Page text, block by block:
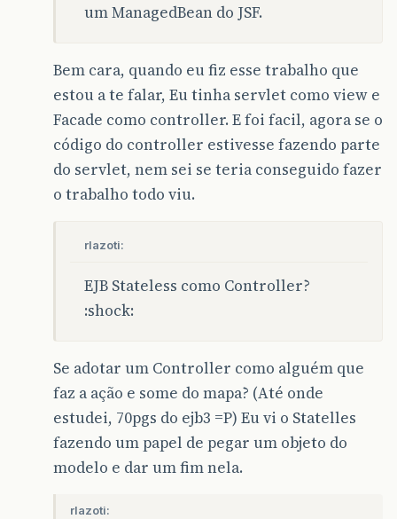
um ManagedBean do JSF.
Bem cara, quando eu fiz esse trabalho que
estou a te falar, Eu tinha servlet como view e
Facade como controller. E foi facil, agora se o
código do controller estivesse fazendo parte
do servlet, nem sei se teria conseguido fazer
o trabalho todo viu.
rlazoti:
EJB Stateless como Controller?
:shock:
Se adotar um Controller como alguém que
faz a ação e some do mapa? (Até onde
estudei, 70pgs do ejb3 =P) Eu vi o Statelles
fazendo um papel de pegar um objeto do
modelo e dar um fim nela.
rlazoti: